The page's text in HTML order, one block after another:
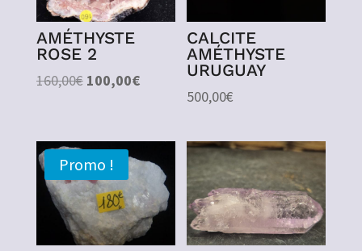
AMÉTHYSTE
ROSE 2
160,00€ Le
était :
160,00€.
100,00€Le
est :
100,00€.
CALCITE
AMÉTHYSTE
URUGUAY
500,00€
Promo !